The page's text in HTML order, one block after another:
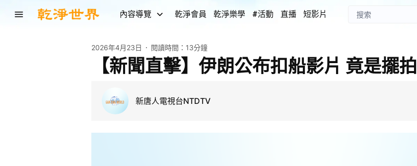
內容導覽 乾淨會員 乾淨樂學 #活動 直播 短影片
2026年4月23日 閱讀時間： 13分鐘
【新聞直擊】伊朗公布扣船影片 竟是擺拍
新唐人電視台NTDTV